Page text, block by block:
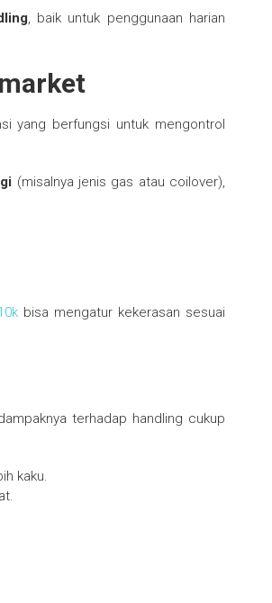
, baik untuk penggunaan harian
yang berfungsi untuk mengontrol
(misalnya jenis gas atau coilover),
bisa mengatur kekerasan sesuai
terhadap handling cukup
kaku.